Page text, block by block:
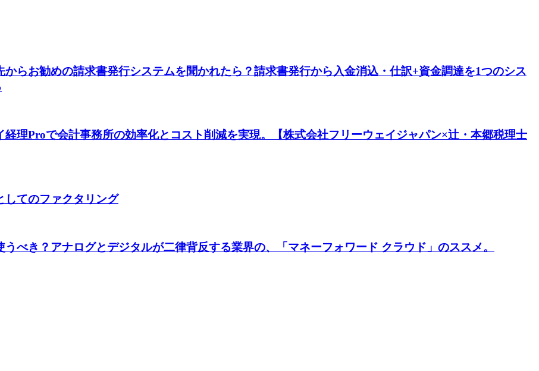
からお勧めの請求書発行システムを聞かれたら？請求書発行から入金消込・仕訳+資金調達を1つのシス
理Proで会計事務所の効率化とコスト削減を実現。【株式会社フリーウェイジャパン×辻・本郷税理士
してのファクタリング
べき？アナログとデジタルが二律背反する業界の、「マネーフォワード クラウド」のススメ。